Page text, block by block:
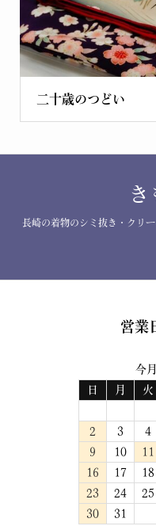
二十歳のつどい
き
長崎の着物のシミ抜き・クリ
営業
今
日
月 火
2
3 4
9
10 11
16
17 18
23
24 25
30
31